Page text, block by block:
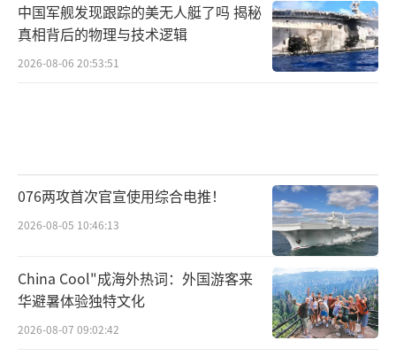
应。
基于此，SOMO呼吁立即暂停《欧盟—以
欧盟内部分裂严重
迄今为止，成员国尚未就欧盟委员会提出
的对以制裁措施达成一致，各国在如何应对以
色列问题上存在严重分歧。
7月底，欧盟委员会提议暂停与以色列
在“地平线欧洲”科学研究与发展计划框架内
中国军舰发现跟踪的美无人艇了吗 揭秘
真相背后的物理与技术逻辑
2026-08-06 20:53:51
076两攻首次官宣使用综合电推！
2026-08-05 10:46:13
China Cool"成海外热词：外国游客来
华避暑体验独特文化
2026-08-07 09:02:42